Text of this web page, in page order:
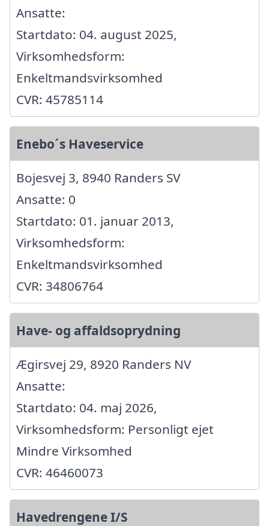
Ansatte:
Startdato: 04. august 2025,
Virksomhedsform:
Enkeltmandsvirksomhed
CVR: 45785114
Enebo´s Haveservice
Bojesvej 3, 8940 Randers SV
Ansatte: 0
Startdato: 01. januar 2013,
Virksomhedsform:
Enkeltmandsvirksomhed
CVR: 34806764
Have- og affaldsoprydning
Ægirsvej 29, 8920 Randers NV
Ansatte:
Startdato: 04. maj 2026,
Virksomhedsform: Personligt ejet
Mindre Virksomhed
CVR: 46460073
Havedrengene I/S